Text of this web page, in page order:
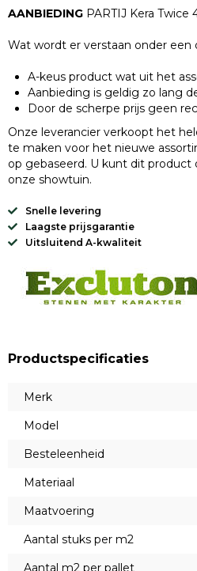
AANBIEDING PARTIJ Kera Twice
Wat wordt er verstaan onder een
A-keus product wat uit het
Aanbieding is geldig zo lang
Door de scherpe prijs geen
Onze leverancier verkoopt het
te maken voor het nieuwe
op gebaseerd. U kunt dit product
onze showtuin.
Snelle levering
Laagste prijsgarantie
Uitsluitend A-kwaliteit
Productspecificaties
Merk
Model
Besteleenheid
Materiaal
Maatvoering
Aantal stuks per m2
Aantal m2 per pallet